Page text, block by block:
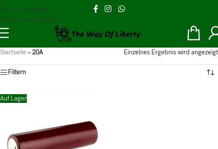
Skip to navigation
Skip to main content
Startseite »20A Einzelnes Ergebnis wird angezeigt
Filtern
Auf Lager